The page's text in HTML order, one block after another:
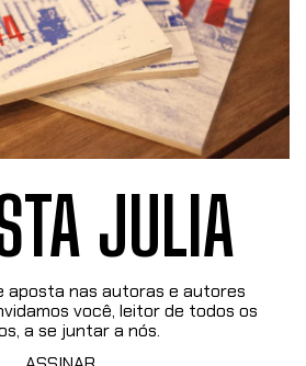
JULIA
aposta nas autoras e autores
você, leitor de todos os
a se juntar a nós.